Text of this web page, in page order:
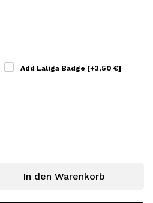
Add Laliga Badge [+3,50 €]
In den Warenkorb